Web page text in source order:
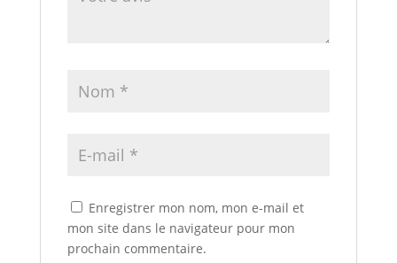
Enregistrer mon nom, mon e-mail et
mon site dans le navigateur pour mon
prochain commentaire.